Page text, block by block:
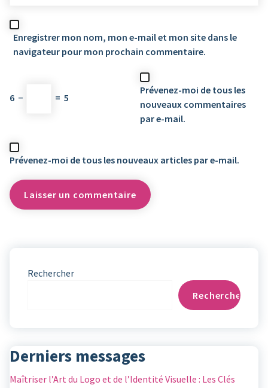
Enregistrer mon nom, mon e-mail et mon site dans le
navigateur pour mon prochain commentaire.
6 − = 5
Prévenez-moi de tous les
nouveaux commentaires
par e-mail.
Prévenez-moi de tous les nouveaux articles par e-mail.
Rechercher
Rechercher
Derniers messages
Maîtriser l’Art du Logo et de l’Identité Visuelle : Les Clés